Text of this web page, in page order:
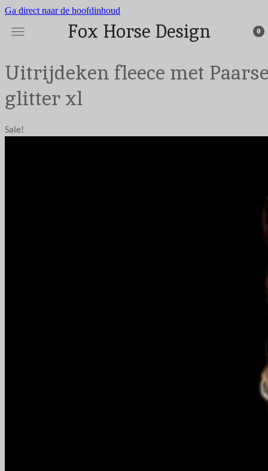
Ga direct naar de hoofdinhoud
Fox Horse Design 0
Uitrijdeken fleece met
glitter xl
Sale!